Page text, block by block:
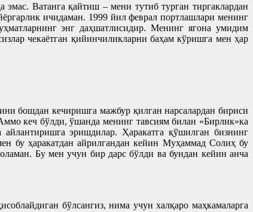
Ватанга қайтиш – мени тутиб турган тиргаклардан
ичидаман. 1999 йил феврал портлашлари менинг
энг даҳшатлисидир. Менинг ягона умидим
чекаётган қийинчиликларни баҳам кўришга мен ҳар
бошдан кечиришга мажбур қилган нарсалардан бириси
кеч бўлди, ўшанда менинг тавсиям билан «Бирлик»ка
эришдилар. Ҳаракатга қўшилган бизнинг
бу ҳаракатдан айрилгандан кейин Муҳаммад Солиҳ бу
Бу мен учун бир дарс бўлди ва бундан кейин анча
бўлсангиз, нима учун халқаро маҳкамаларга